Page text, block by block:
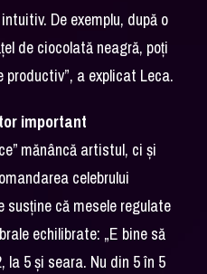
De exemplu, după o
de ciocolată neagră, poți
a explicat Leca.
important
mănâncă artistul, ci și
celebrului
susține că mesele regulate
echilibrate: „E bine să
la 5 și seara. Nu din 5 în 5